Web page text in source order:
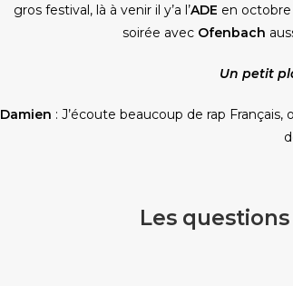
gros festival, là à venir il y’a l’ADE en octobre
soirée avec Ofenbach
Un petit
Damien : J’écoute beaucoup de rap Français,
Les